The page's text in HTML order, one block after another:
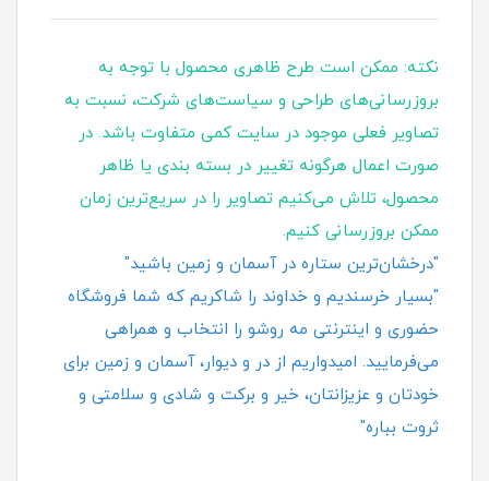
نکته: ممکن است طرح ظاهری محصول با توجه به
بروزرسانی‌های طراحی و سیاست‌های شرکت، نسبت به
تصاویر فعلی موجود در سایت کمی متفاوت باشد. در
صورت اعمال هرگونه تغییر در بسته‌ بندی یا ظاهر
محصول، تلاش می‌کنیم تصاویر را در سریع‌ترین زمان
ممکن بروزرسانی کنیم.
"درخشان‌ترین ستاره در آسمان و زمین باشید"
"بسیار خرسندیم و خداوند را شاکریم که شما فروشگاه
حضوری و اینترنتی مه روشو را انتخاب و همراهی
می‌فرمایید. امیدواریم از در و دیوار، آسمان و زمین برای
خودتان و عزیزانتان، خیر و برکت و شادی و سلامتی و
ثروت بباره"